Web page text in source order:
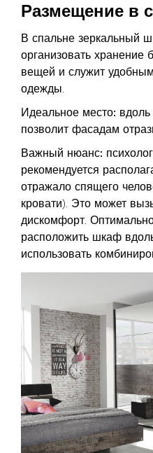
Размещение в
В спальне зеркальный
организовать хранение
вещей и служит
одежды.
Идеальное место:
позволит фасадам
Важный нюанс:
рекомендуется
отражало спящего
кровати). Это может
дискомфорт.
расположить шкаф
использовать